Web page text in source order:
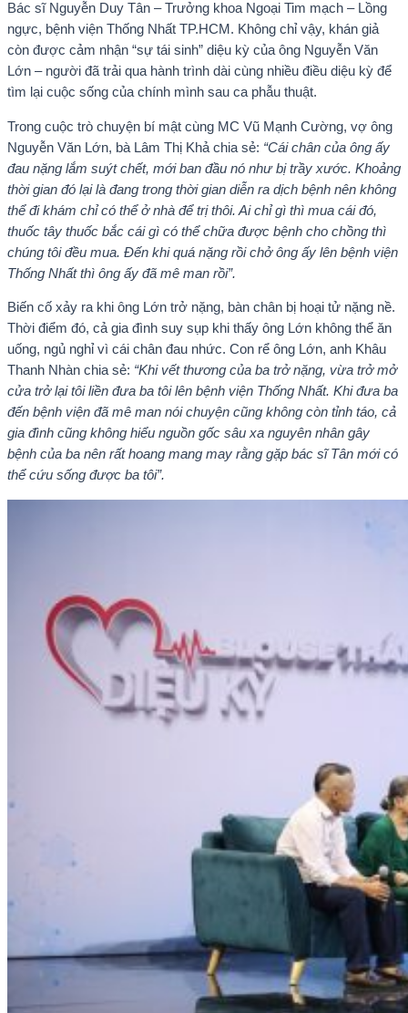
Bác sĩ Nguyễn Duy Tân – Trưởng khoa Ngoại Tim mạch – Lồng
ngực, bệnh viện Thống Nhất TP.HCM. Không chỉ vậy, khán giả
còn được cảm nhận “sự tái sinh” diệu kỳ của ông Nguyễn Văn
Lớn – người đã trải qua hành trình dài cùng nhiều điều diệu kỳ để
tìm lại cuộc sống của chính mình sau ca phẫu thuật.
Trong cuộc trò chuyện bí mật cùng MC Vũ Mạnh Cường, vợ ông
Nguyễn Văn Lớn, bà Lâm Thị Khả chia sẻ: “Cái chân của ông ấy
đau nặng lắm suýt chết, mới ban đầu nó như bị trầy xước. Khoảng
thời gian đó lại là đang trong thời gian diễn ra dịch bệnh nên không
thể đi khám chỉ có thể ở nhà để trị thôi. Ai chỉ gì thì mua cái đó,
thuốc tây thuốc bắc cái gì có thể chữa được bệnh cho chồng thì
chúng tôi đều mua. Đến khi quá nặng rồi chở ông ấy lên bệnh viện
Thống Nhất thì ông ấy đã mê man rồi”.
Biến cố xảy ra khi ông Lớn trở nặng, bàn chân bị hoại tử nặng nề.
Thời điểm đó, cả gia đình suy sụp khi thấy ông Lớn không thể ăn
uống, ngủ nghỉ vì cái chân đau nhức. Con rể ông Lớn, anh Khâu
Thanh Nhàn chia sẻ: “Khi vết thương của ba trở nặng, vừa trở mở
cửa trở lại tôi liền đưa ba tôi lên bệnh viện Thống Nhất. Khi đưa ba
đến bệnh viện đã mê man nói chuyện cũng không còn tỉnh táo, cả
gia đình cũng không hiểu nguồn gốc sâu xa nguyên nhân gây
bệnh của ba nên rất hoang mang may rằng gặp bác sĩ Tân mới có
thể cứu sống được ba tôi”.